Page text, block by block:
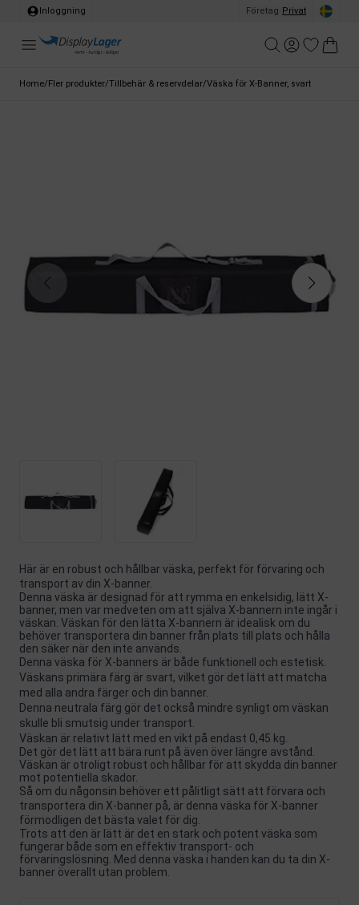
Inloggning Företag Privat
Home/Fler produkter/Tillbehär & reservdelar/Väska för X-Banner, svart
Här är en robust och hållbar väska, perfekt för förvaring och
transport av din X-banner.
Denna väska är designad för att rymma en enkelsidig, lätt X-
banner, men var medveten om att själva X-bannern inte ingår i
väskan. Väskan för den lätta X-bannern är idealisk om du
behöver transportera din banner från plats till plats och hålla
den säker när den inte används.
Denna väska för X-banners är både funktionell och estetisk.
Väskans primära färg är svart, vilket gör det lätt att matcha
med alla andra färger och din banner.
Denna neutrala färg gör det också mindre synligt om väskan
skulle bli smutsig under transport.
Väskan är relativt lätt med en vikt på endast 0,45 kg.
Det gör det lätt att bära runt på även över längre avstånd.
Väskan är otroligt robust och hållbar för att skydda din banner
mot potentiella skador.
Så om du någonsin behöver ett pålitligt sätt att förvara och
transportera din X-banner på, är denna väska för X-banner
förmodligen det bästa valet för dig.
Trots att den är lätt är det en stark och potent väska som
fungerar både som en effektiv transport- och
förvaringslösning. Med denna väska i handen kan du ta din X-
banner överallt utan problem.